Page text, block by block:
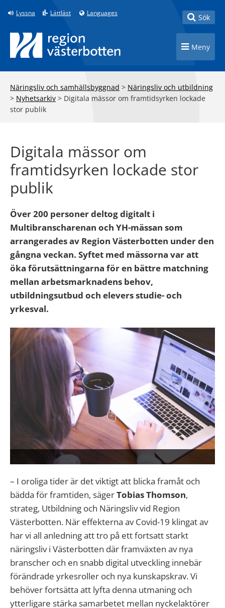
Till innehåll på sidan
Lyssna Lättläst Languages Toggle
Sök
Toggle
Meny
Näringsliv och samhällsbyggnad > Näringsliv och utbildning
> Nyhetsarkiv > Digitala mässor om framtidsyrken lockade
stor publik
Digitala mässor om
framtidsyrken lockade stor
publik
Över 200 personer deltog digitalt i
Multibranscharenan och YH-mässan som
arrangerades av Region Västerbotten under den
gångna veckan. Syftet med mässorna var att
öka förutsättningarna för en bättre matchning
mellan arbetsmarknadens behov,
utbildningsutbud och elevers studie- och
yrkesval.
– I oroliga tider är det viktigt att blicka framåt och
bädda för framtiden, sägerTobias Thomson,
strateg, Utbildning och Näringsliv vid Region
Västerbotten. När effekterna av Covid-19 klingat av
har vi all anledning att tro på ett fortsatt starkt
näringsliv i Västerbotten där framväxten av nya
branscher och en snabb digital utveckling innebär
förändrade yrkesroller och nya kunskapskrav. Vi
behöver fortsätta att lyfta denna utmaning och
ytterligare stärka samarbetet mellan nyckelaktörer